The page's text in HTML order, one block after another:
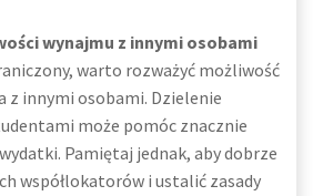
wynajmu z innymi osobami
warto rozważyć możliwość
z innymi osobami. Dzielenie
może pomóc znacznie
Pamiętaj jednak, aby dobrze
współlokatorów i ustalić zasady